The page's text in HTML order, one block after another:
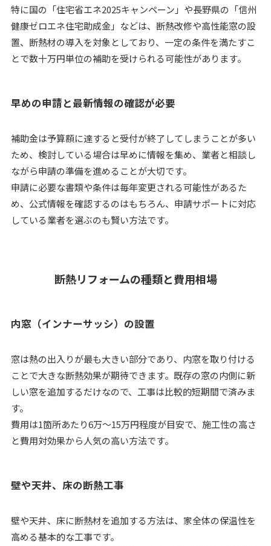
特に国の「住宅省エネ2025キャンペーン」や長野県の「信州
健康ゼロエネ住宅助成金」などは、断熱改修や高性能窓の設
置、断熱材の導入を対象としており、一定の条件を満たすこ
とで数十万円単位の補助を受けられる可能性があります。
早めの申請と最新情報の確認が必要
補助金は予算額に達すると受付が終了してしまうことが多い
ため、検討している場合は早めに情報を集め、業者と相談し
ながら申請の準備を進めることが大切です。
申請に必要な書類や条件は毎年変更される可能性があるた
め、公式情報を確認するのはもちろん、申請サポートに対応
している業者を選ぶのも賢い方法です。
断熱リフォームの種類と費用相場
内窓（インナーサッシ）の設置
窓は熱の出入りが最も大きい部分であり、内窓を取り付ける
ことで大きな断熱効果が期待できます。既存の窓の内側に新
しい窓を追加するだけなので、工事は比較的短期間で済みま
す。
費用は1箇所あたり6万〜15万円程度が目安で、施工性の高さ
と費用対効果から人気の高い方法です。
壁や天井、床の断熱工事
壁や天井、床に断熱材を追加する方法は、家全体の保温性を
高める基本的な工事です。